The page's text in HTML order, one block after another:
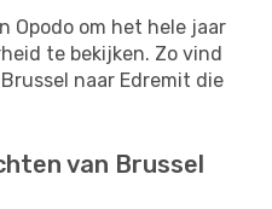
Opodo om het hele jaar
te bekijken. Zo vind
naar Edremit die
van Brussel